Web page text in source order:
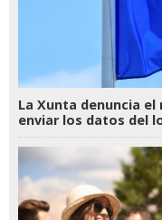
La Xunta denuncia
enviar los datos del